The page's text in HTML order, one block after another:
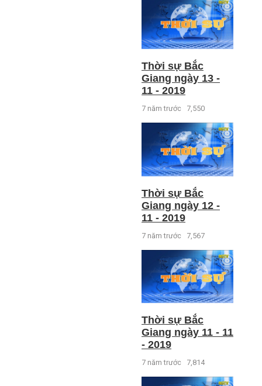
Thời sự Bắc
Giang ngày 13 -
11 - 2019
7 năm trước 7,550
Thời sự Bắc
Giang ngày 12 -
11 - 2019
7 năm trước 7,567
Thời sự Bắc
Giang ngày 11 - 11
- 2019
7 năm trước 7,814